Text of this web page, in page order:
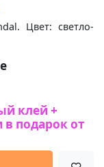
Цвет: светло-
клей +
подарок от